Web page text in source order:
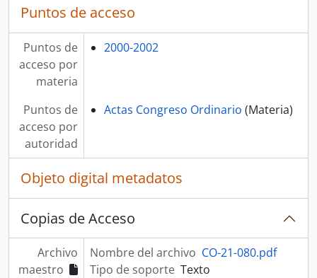
Puntos de acceso
Puntos de
acceso por
materia
2000-2002
Puntos de
acceso por
autoridad
Actas Congreso Ordinario (Materia)
Objeto digital metadatos
Copias de Acceso
Archivo
maestro
Nombre del archivo CO-21-080.pdf
Tipo de soporte Texto